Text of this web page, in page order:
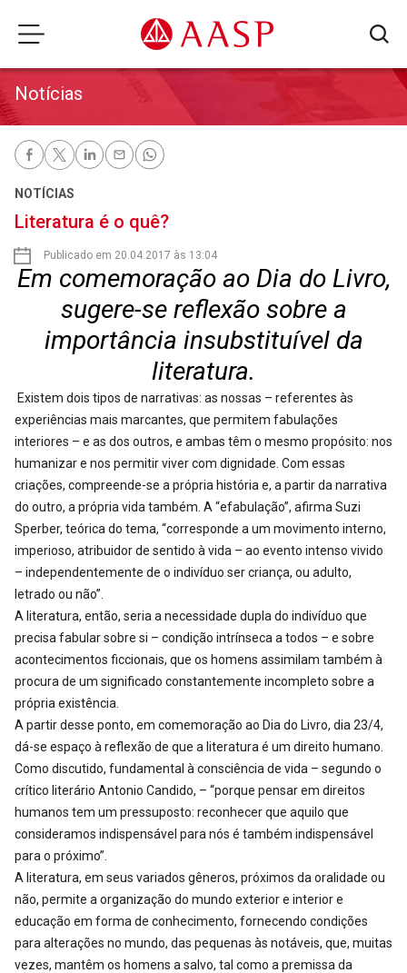
Notícias
NOTÍCIAS
Literatura é o quê?
Publicado em 20.04.2017 às 13:04
Em comemoração ao Dia do Livro,
sugere-se reflexão sobre a
importância insubstituível da
literatura.
Existem dois tipos de narrativas: as nossas – referentes às
experiências mais marcantes, que permitem fabulações
interiores – e as dos outros, e ambas têm o mesmo propósito: nos
humanizar e nos permitir viver com dignidade. Com essas
criações, compreende-se a própria história e, a partir da narrativa
do outro, a própria vida também. A “efabulação”, afirma Suzi
Sperber, teórica do tema, “corresponde a um movimento interno,
imperioso, atribuidor de sentido à vida – ao evento intenso vivido
– independentemente de o indivíduo ser criança, ou adulto,
letrado ou não”.
A literatura, então, seria a necessidade dupla do indivíduo que
precisa fabular sobre si – condição intrínseca a todos – e sobre
acontecimentos ficcionais, que os homens assimilam também à
procura de um significado constantemente incompleto sobre a
própria existência.
A partir desse ponto, em comemoração ao Dia do Livro, dia 23/4,
dá-se espaço à reflexão de que a literatura é um direito humano.
Como discutido, fundamental à consciência de vida – segundo o
crítico literário Antonio Candido, – “porque pensar em direitos
humanos tem um pressuposto: reconhecer que aquilo que
consideramos indispensável para nós é também indispensável
para o próximo”.
A literatura, em seus variados gêneros, próximos da oralidade ou
não, permite a organização do mundo exterior e interior e
educação em forma de conhecimento, fornecendo condições
para alterações no mundo, das pequenas às notáveis, que, muitas
vezes, mantêm os homens a salvo, tal como a premissa da